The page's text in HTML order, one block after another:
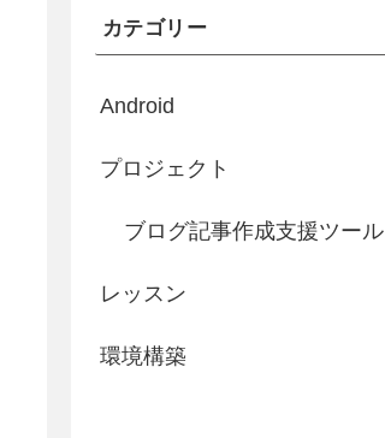
カテゴリー
Android
プロジェクト
ブログ記事作成支援ツール
レッスン
環境構築